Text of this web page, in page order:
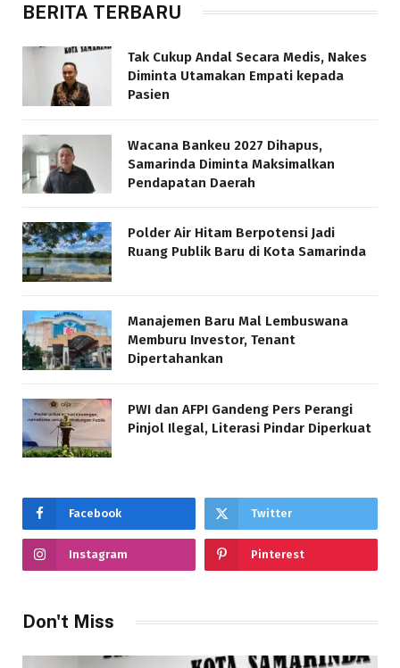
BERITA TERBARU
Tak Cukup Andal Secara Medis, Nakes
Diminta Utamakan Empati kepada
Pasien
Wacana Bankeu 2027 Dihapus,
Samarinda Diminta Maksimalkan
Pendapatan Daerah
Polder Air Hitam Berpotensi Jadi
Ruang Publik Baru di Kota Samarinda
Manajemen Baru Mal Lembuswana
Memburu Investor, Tenant
Dipertahankan
PWI dan AFPI Gandeng Pers Perangi
Pinjol Ilegal, Literasi Pindar Diperkuat
Facebook Twitter
Instagram Pinterest
Don't Miss